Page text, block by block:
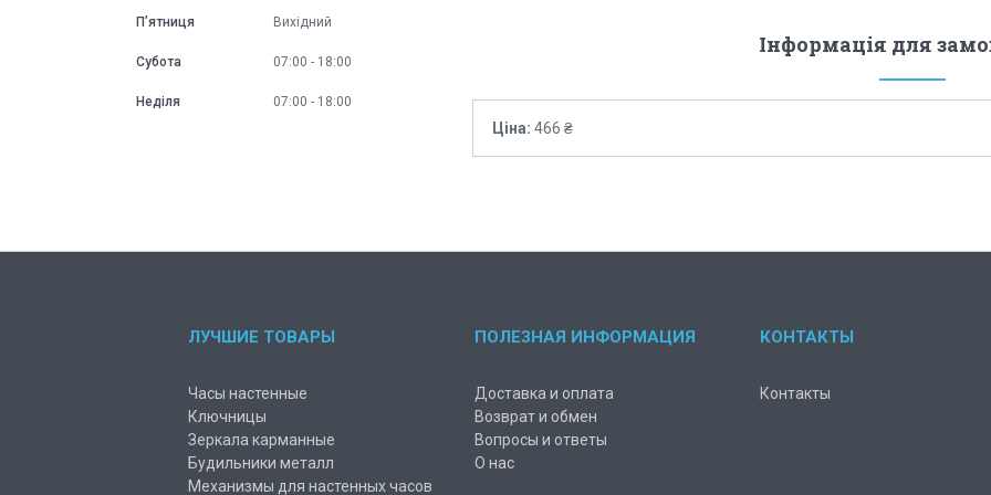
Інформація для
Ціна: 466 ₴
Пʼятниця Вихідний
Субота 07:00 18:00
Неділя 07:00 18:00
ЛУЧШИЕ ТОВАРЫ
Часы настенные
Ключницы
Зеркала карманные
Будильники металл
Механизмы для настенных часов
ПОЛЕЗНАЯ ИНФОРМАЦИЯ
Доставка и оплата
Возврат и обмен
Вопросы и ответы
О нас
КОНТАКТЫ
Контакты